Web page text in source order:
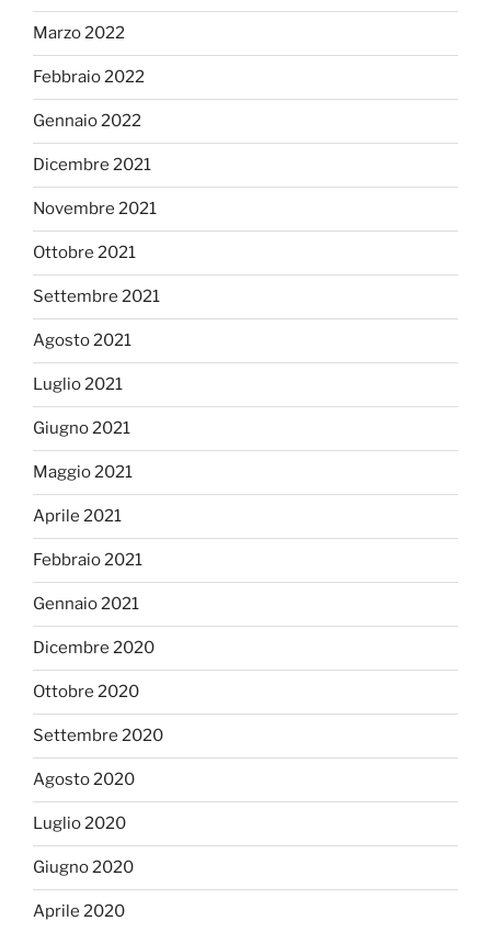
Marzo 2022
Febbraio 2022
Gennaio 2022
Dicembre 2021
Novembre 2021
Ottobre 2021
Settembre 2021
Agosto 2021
Luglio 2021
Giugno 2021
Maggio 2021
Aprile 2021
Febbraio 2021
Gennaio 2021
Dicembre 2020
Ottobre 2020
Settembre 2020
Agosto 2020
Luglio 2020
Giugno 2020
Aprile 2020